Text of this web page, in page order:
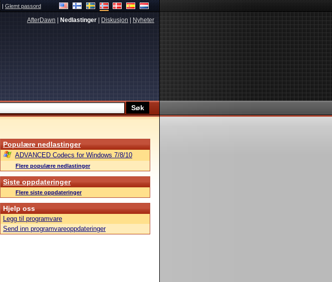
|Glemt passord
AfterDawn Nedlastinger Diskusjon Nyheter
Populære nedlastinger
ADVANCED Codecs for Windows 7/8/10
Flere populære nedlastinger
Siste oppdateringer
Flere siste oppdateringer
Hjelp oss
Legg til programvare
Send inn programvareoppdateringer